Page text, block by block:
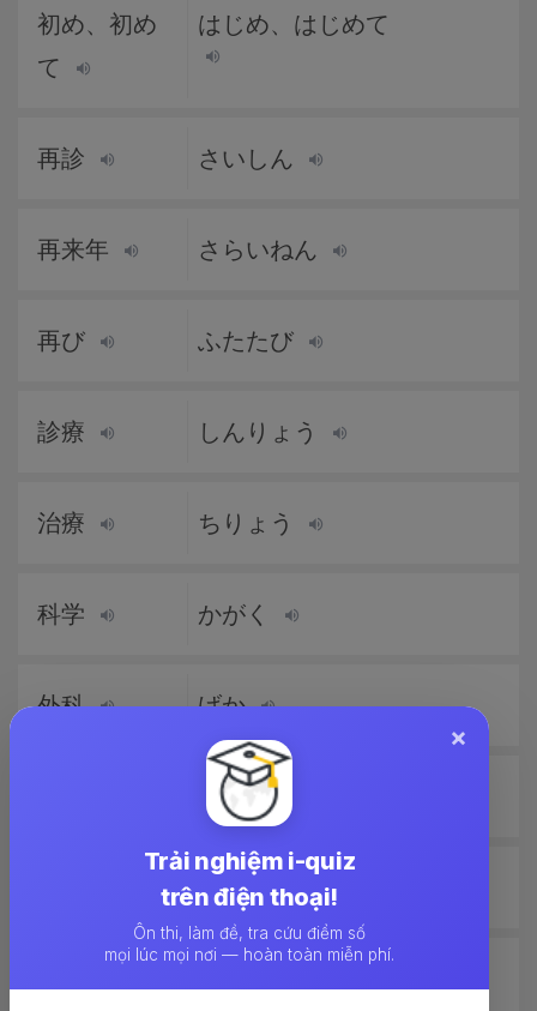
初め、初め
て
はじめ、はじめて
再診 さいしん
再来年 さらいねん
再び ふたたび
診療 しんりょう
治療 ちりょう
科学 かがく
外科 げか
しゅふ
ふじん
×
Trải nghiệm i-quiz
trên điện thoại!
Ôn thi, làm đề, tra cứu điểm số
mọi lúc mọi nơi — hoàn toàn miễn phí.